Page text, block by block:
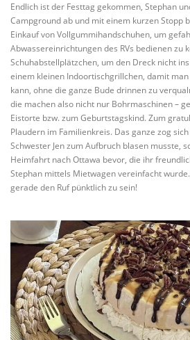
Reiseblogs Tutorials
Endlich ist der Festtag gekommen, Stephan
Campground ab und mit einem kurzen Stopp
Einkauf von Vollgummihandschuhen, um
Abwassereinrichtungen des RVs bedienen zu
Schuhabstellplätzchen, um den Dreck nicht
einem kleinen Indoortischgrillchen, damit
kann, ohne die ganze Bude drinnen zu
die machen also nicht nur Bohrmaschinen –
Eistorte bzw. zum Geburtstagskind. Zum
Plaudern im Familienkreis. Das ganze zog
Schwester Jen zum Aufbruch blasen musste,
Heimfahrt nach Ottawa bevor, die ihr
Stephan mittels Mietwagen vereinfacht
gerade den Ruf pünktlich zu sein!